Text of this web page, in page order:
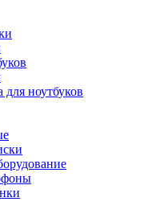
для ноутбуков